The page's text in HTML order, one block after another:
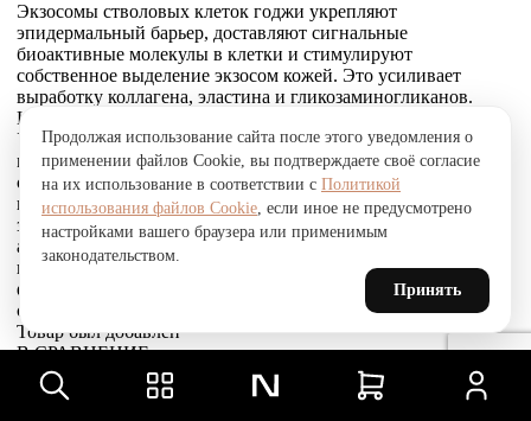
Экзосомы стволовых клеток годжи укрепляют
эпидермальный барьер, доставляют сигнальные
биоактивные молекулы в клетки и стимулируют
собственное выделение экзосом кожей. Это усиливает
выработку коллагена, эластина и гликозаминогликанов.
Комплекс Telosense Active продлевает жизнь клеток.
Укрепляющий пептид восстанавливает и усиливает связи
между фибробластами и внеклеточным матриксом,
стимулирует выработку коллагена I и VI типов, обеспечивая
прочное соединение эпидермиса и дермы, что приводит к
заметному сокращению морщин. Стволовые клетки
альпийской розы защищают, поддерживают и
восстанавливают устойчивость кожи к агрессивным
факторам окружающей среды и преждевременному
старению, улучшают барьерные свойства.
Товар был добавлен
В СРАВНЕНИЕ
чтобы посмотреть список сравнение, добавьте хотя бы ещё
один товар.
Продолжая использование сайта после этого уведомления о
применении файлов Cookie, вы подтверждаете своё согласие
на их использование в соответствии с Политикой
использования файлов Cookie, если иное не предусмотрено
настройками вашего браузера или применимым
законодательством.
Принять